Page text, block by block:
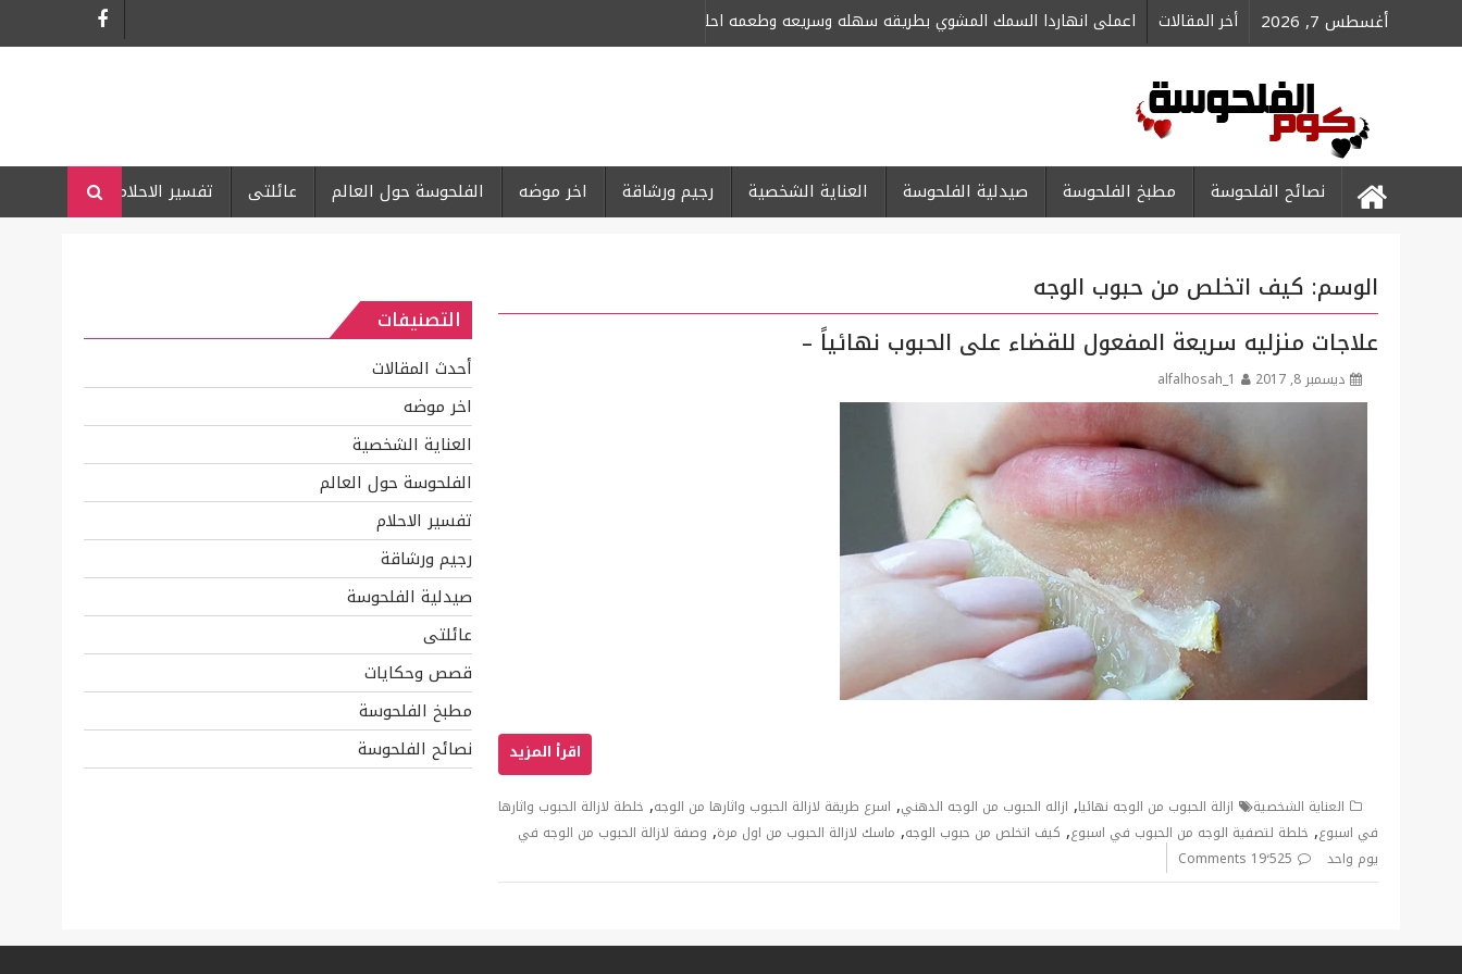
أغسطس 7, 2026 أخر المقالات اعملى انهاردا السمك المشوي بطريقه سهله وسريعه وطعمه احلى من كبار المحلات
نصائح الفلحوسة مطبخ الفلحوسة صيدلية الفلحوسة العناية الشخصية رجيم ورشاقة اخر موضه الفلحوسة حول العالم عائلتى تفسير الاحلام
الوسم: كيف اتخلص من حبوب الوجه
علاجات منزليه سريعة المفعول للقضاء على الحبوب نهائياً –
ديسمبر 8, 2017 alfalhosah_1
العناية الشخصية ازالة الحبوب من الوجه نهائيا, ازاله الحبوب من الوجه الدهني, اسرع طريقة لازالة الحبوب واثارها من الوجه, خلطة لازالة الحبوب واثارها
في اسبوع, خلطة لتصفية الوجه من الحبوب في اسبوع, كيف اتخلص من حبوب الوجه, ماسك لازالة الحبوب من اول مرة, وصفة لازالة الحبوب من الوجه في
يوم واحد
19٬525 Comments
التصنيفات
أحدث المقالات
اخر موضه
العناية الشخصية
الفلحوسة حول العالم
تفسير الاحلام
رجيم ورشاقة
صيدلية الفلحوسة
عائلتى
قصص وحكايات
مطبخ الفلحوسة
نصائح الفلحوسة